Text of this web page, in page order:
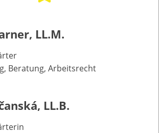
LL.M.
Beratung, Arbeitsrecht
LL.B.